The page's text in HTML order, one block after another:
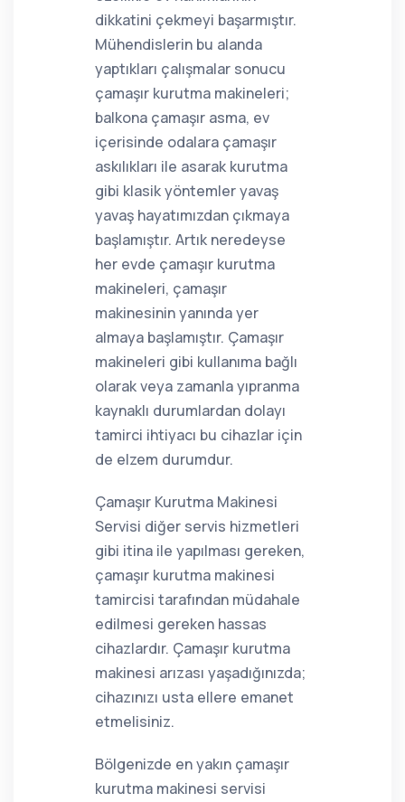
dikkatini çekmeyi başarmıştır.
Mühendislerin bu alanda
yaptıkları çalışmalar sonucu
çamaşır kurutma makineleri;
balkona çamaşır asma, ev
içerisinde odalara çamaşır
askılıkları ile asarak kurutma
gibi klasik yöntemler yavaş
yavaş hayatımızdan çıkmaya
başlamıştır. Artık neredeyse
her evde çamaşır kurutma
makineleri, çamaşır
makinesinin yanında yer
almaya başlamıştır. Çamaşır
makineleri gibi kullanıma bağlı
olarak veya zamanla yıpranma
kaynaklı durumlardan dolayı
tamirci ihtiyacı bu cihazlar için
de elzem durumdur.
Çamaşır Kurutma Makinesi
Servisi diğer servis hizmetleri
gibi itina ile yapılması gereken,
çamaşır kurutma makinesi
tamircisi tarafından müdahale
edilmesi gereken hassas
cihazlardır. Çamaşır kurutma
makinesi arızası yaşadığınızda;
cihazınızı usta ellere emanet
etmelisiniz.
Bölgenizde en yakın çamaşır
kurutma makinesi servisi